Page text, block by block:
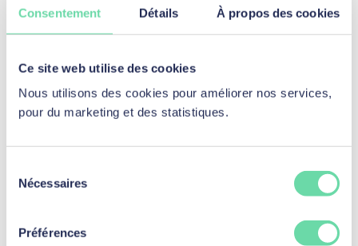
Consentement Détails À propos des cookies
Ce site web utilise des cookies
Nous utilisons des cookies pour améliorer nos services,
pour du marketing et des statistiques.
Nécessaires
Préférences
Vous avez une question et ne trouvez pas la réponse ?
Adressez-vous à mozzenoHelp afin d'obtenir rapidement
de l'aide.